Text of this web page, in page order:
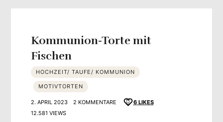
Kommunion-Torte mit
Fischen
HOCHZEIT/ TAUFE/ KOMMUNION
MOTIVTORTEN
2. APRIL 2023 2 KOMMENTARE 6 LIKES
12.581 VIEWS